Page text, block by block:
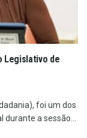
Legislativo de
foi um dos
durante a sessão...